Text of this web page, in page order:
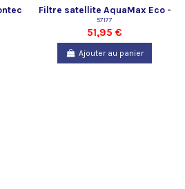
Filtre satellite AquaMax Eco -
Oase
57177
51,95 €
Ajouter au panier